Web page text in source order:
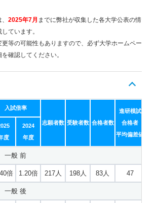
2025年7月 までに弊社が収集した各大学公表の情
ています。
等の可能性もありますので、必ず大学ホームペー
確認してください。
入試倍率
志願者数 受験者数 合格者数
進研模試
合格者
平均偏差値
度
2024
年度
一般 前
倍 1.20倍 217人 198人 83人 47
一般 後